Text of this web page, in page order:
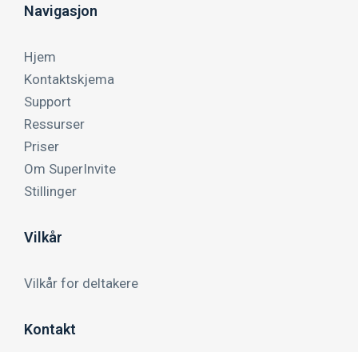
Navigasjon
Hjem
Kontaktskjema
Support
Ressurser
Priser
Om SuperInvite
Stillinger
Vilkår
Vilkår for deltakere
Kontakt